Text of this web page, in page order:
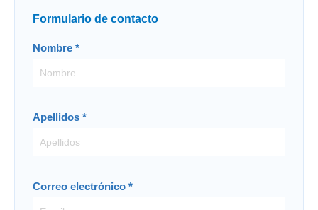
Formulario de contacto
Contacto
Nombre *
Apellidos *
Correo electrónico *